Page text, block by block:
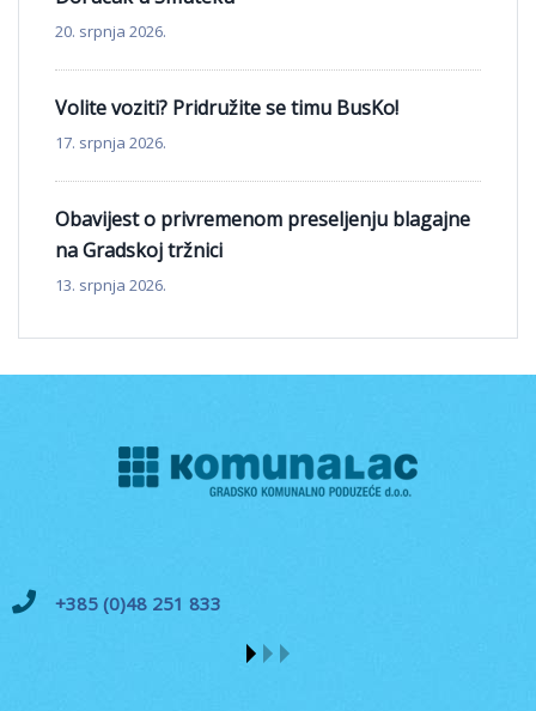
20. srpnja 2026.
Volite voziti? Pridružite se timu BusKo!
17. srpnja 2026.
Obavijest o privremenom preseljenju blagajne
na Gradskoj tržnici
13. srpnja 2026.
+385 (0)48 251 833